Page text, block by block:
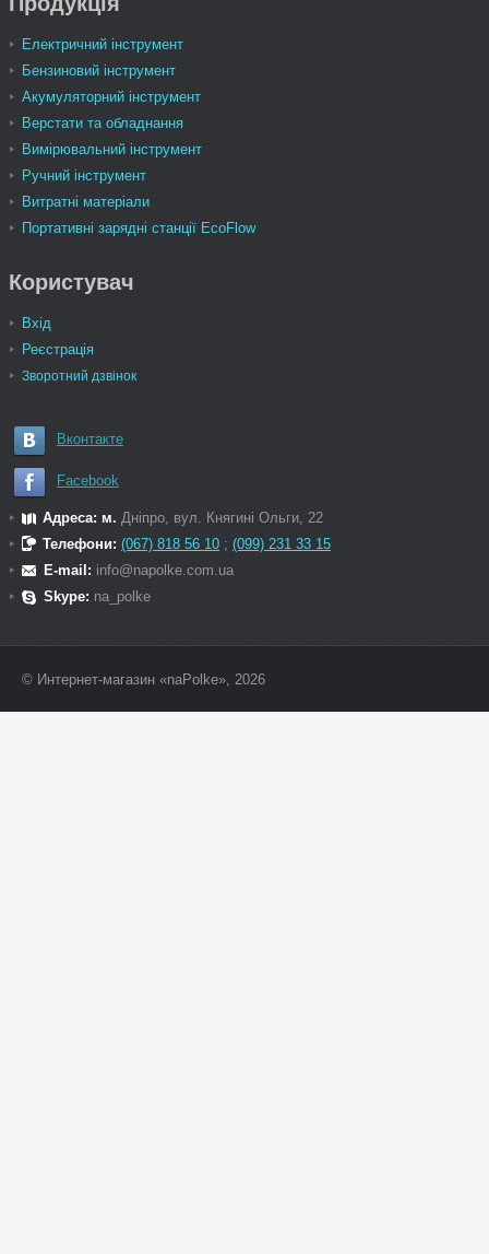
Електричний інструмент
Бензиновий інструмент
Акумуляторний інструмент
Верстати та обладнання
Вимірювальний інструмент
Ручний інструмент
Витратні матеріали
Портативні зарядні станції EcoFlow
Користувач
Вхід
Реєстрація
Зворотний дзвінок
Вконтакте
Facebook
Адреса: м. Дніпро, вул. Княгині Ольги, 22
Телефони: (067) 818 56 10 ; (099) 231 33 15
E-mail: info@napolke.com.ua
Skype: na_polke
© Интернет-магазин «naPolke», 2026